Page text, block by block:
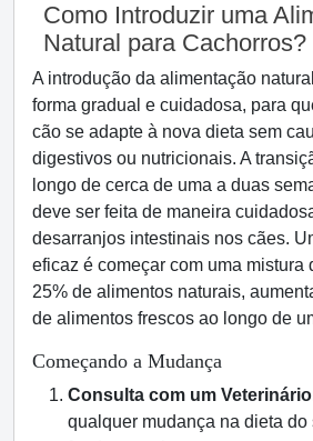
Como Introduzir uma
Natural para Cachorros?
A introdução da alimentação
forma gradual e cuidadosa, para
cão se adapte à nova dieta sem
digestivos ou nutricionais. A
longo de cerca de uma a duas
deve ser feita de maneira
desarranjos intestinais nos cães.
eficaz é começar com uma mistura
25% de alimentos naturais,
de alimentos frescos ao longo de
Começando a Mudança
Consulta com um Veterinário
qualquer mudança na dieta do